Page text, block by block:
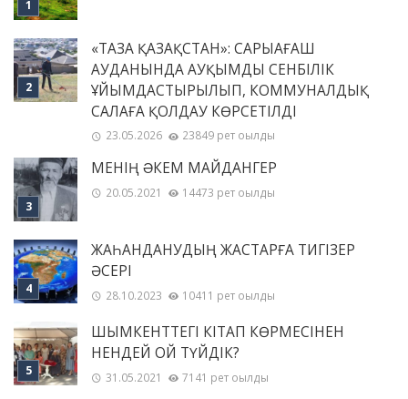
«ТАЗА ҚАЗАҚСТАН»: САРЫАҒАШ
АУДАНЫНДА АУҚЫМДЫ СЕНБІЛІК
ҰЙЫМДАСТЫРЫЛЫП, КОММУНАЛДЫҚ
САЛАҒА ҚОЛДАУ КӨРСЕТІЛДІ
23.05.2026 23849 рет оқылды
МЕНІҢ ƏКЕМ МАЙДАНГЕР
20.05.2021 14473 рет оқылды
ЖАҺАНДАНУДЫҢ ЖАСТАРҒА ТИГІЗЕР
ӘСЕРІ
28.10.2023 10411 рет оқылды
ШЫМКЕНТТЕГІ КІТАП КӨРМЕСІНЕН
НЕНДЕЙ ОЙ ТҮЙДІК?
31.05.2021 7141 рет оқылды